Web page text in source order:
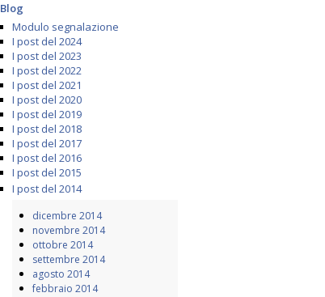
Blog
Modulo segnalazione
I post del 2024
I post del 2023
I post del 2022
I post del 2021
I post del 2020
I post del 2019
I post del 2018
I post del 2017
I post del 2016
I post del 2015
I post del 2014
dicembre 2014
novembre 2014
ottobre 2014
settembre 2014
agosto 2014
febbraio 2014